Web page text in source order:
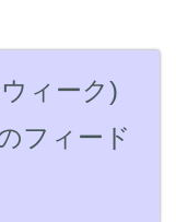
ィーク)
フィード